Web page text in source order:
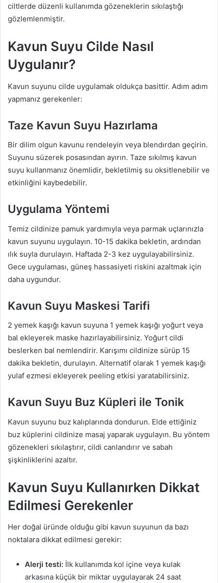
ciltlerde düzenli kullanımda gözeneklerin sıkılaştığı
gözlemlenmiştir.
Kavun Suyu Cilde Nasıl
Uygulanır?
Kavun suyunu cilde uygulamak oldukça basittir. Adım adım
yapmanız gerekenler:
Taze Kavun Suyu Hazırlama
Bir dilim olgun kavunu rendeleyin veya blendırdan geçirin.
Suyunu süzerek posasından ayırın. Taze sıkılmış kavun
suyu kullanmanız önemlidir, bekletilmiş su oksitlenebilir ve
etkinliğini kaybedebilir.
Uygulama Yöntemi
Temiz cildinize pamuk yardımıyla veya parmak uçlarınızla
kavun suyunu uygulayın. 10-15 dakika bekletin, ardından
ılık suyla durulayın. Haftada 2-3 kez uygulayabilirsiniz.
Gece uygulaması, güneş hassasiyeti riskini azaltmak için
daha uygundur.
Kavun Suyu Maskesi Tarifi
2 yemek kaşığı kavun suyuna 1 yemek kaşığı yoğurt veya
bal ekleyerek maske hazırlayabilirsiniz. Yoğurt cildi
beslerken bal nemlendirir. Karışımı cildinize sürüp 15
dakika bekletin, durulayın. Alternatif olarak 1 yemek kaşığı
yulaf ezmesi ekleyerek peeling etkisi yaratabilirsiniz.
Kavun Suyu Buz Küpleri ile Tonik
Kavun suyunu buz kalıplarında dondurun. Elde ettiğiniz
buz küplerini cildinize masaj yaparak uygulayın. Bu yöntem
gözenekleri sıkılaştırır, cildi canlandırır ve sabah
şişkinliklerini azaltır.
Kavun Suyu Kullanırken Dikkat
Edilmesi Gerekenler
Her doğal üründe olduğu gibi kavun suyunun da bazı
noktalara dikkat edilmesi gerekir:
Alerji testi: İlk kullanımda kol içine veya kulak
arkasına küçük bir miktar uygulayarak 24 saat